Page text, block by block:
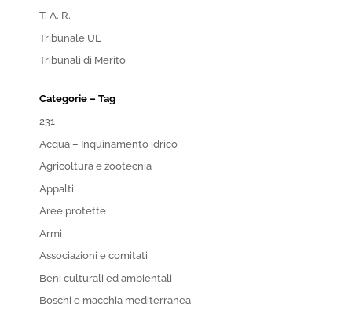
T. A. R.
Tribunale UE
Tribunali di Merito
Categorie – Tag
231
Acqua – Inquinamento idrico
Agricoltura e zootecnia
Appalti
Aree protette
Armi
Associazioni e comitati
Beni culturali ed ambientali
Boschi e macchia mediterranea